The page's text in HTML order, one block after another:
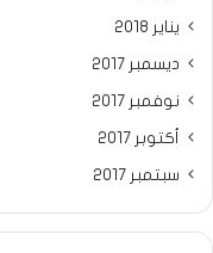
يناير 2018
ديسمبر 2017
نوفمبر 2017
أكتوبر 2017
سبتمبر 2017